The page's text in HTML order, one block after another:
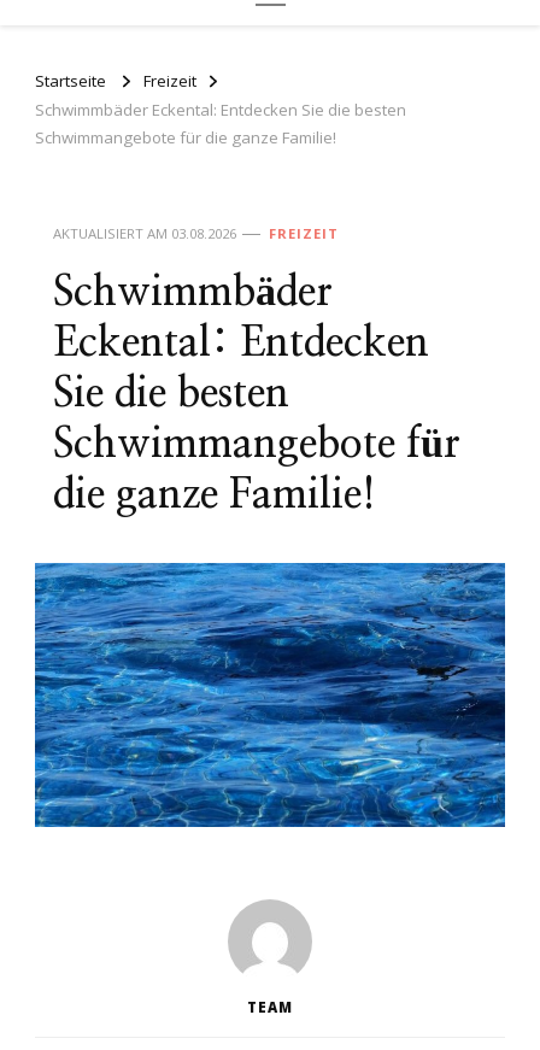
Startseite
Freizeit
Schwimmbäder Eckental: Entdecken Sie die besten
Schwimmangebote für die ganze Familie!
AKTUALISIERT AM 03.08.2026 FREIZEIT
Schwimmbäder
Eckental: Entdecken
Sie die besten
Schwimmangebote für
die ganze Familie!
TEAM